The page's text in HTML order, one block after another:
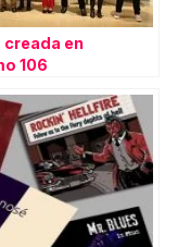
creada en
106